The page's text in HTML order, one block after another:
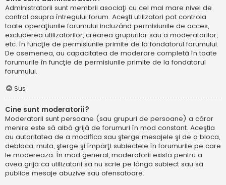
Administratorii sunt membrii asociaţi cu cel mai mare nivel de
control asupra întregului forum. Aceşti utilizatori pot controla
toate operaţiunile forumului incluzând permisiunile de acces,
excluderea utilizatorilor, crearea grupurilor sau a moderatorilor,
etc. în funcţie de permisiunile primite de la fondatorul forumului.
De asemenea, au capacitatea de moderare completă în toate
forumurile în funcţie de permisiunile primite de la fondatorul
forumului.
Sus
Cine sunt moderatorii?
Moderatorii sunt persoane (sau grupuri de persoane) a căror
menire este să aibă grijă de forumuri în mod constant. Aceştia
au autoritatea de a modifica sau şterge mesajele şi de a bloca,
debloca, muta, şterge şi împărţi subiectele în forumurile pe care
le moderează. În mod general, moderatorii există pentru a
avea grijă ca utilizatorii să nu scrie pe lângă subiect sau să
publice mesaje abuzive sau ofensatoare.